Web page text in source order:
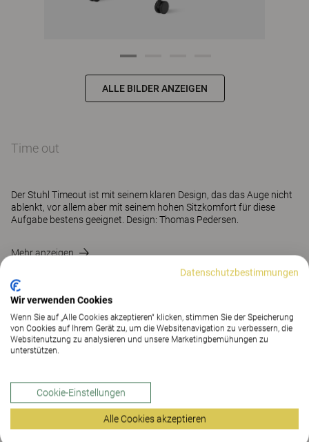
ALLE BILDER ANZEIGEN
Time out
Der Stuhl Timeout ist mit seinem klaren Design, das das Auge nicht
ablenkt, vor allem aber mit seinem hohen Sitzkomfort für diese
Aufgabe bestens geeignet. Design: Thomas Pedersen.
Mehr anzeigen
SHOWROOM FINDEN
Materialien Downloads (5)
Zertifikate
Datenschutzbestimmungen
Wir verwenden Cookies
Wenn Sie auf „Alle Cookies akzeptieren“ klicken, stimmen Sie der Speicherung
von Cookies auf Ihrem Gerät zu, um die Websitenavigation zu verbessern, die
Websitenutzung zu analysieren und unsere Marketingbemühungen zu
unterstützen.
Cookie-Einstellungen
Alle Cookies akzeptieren